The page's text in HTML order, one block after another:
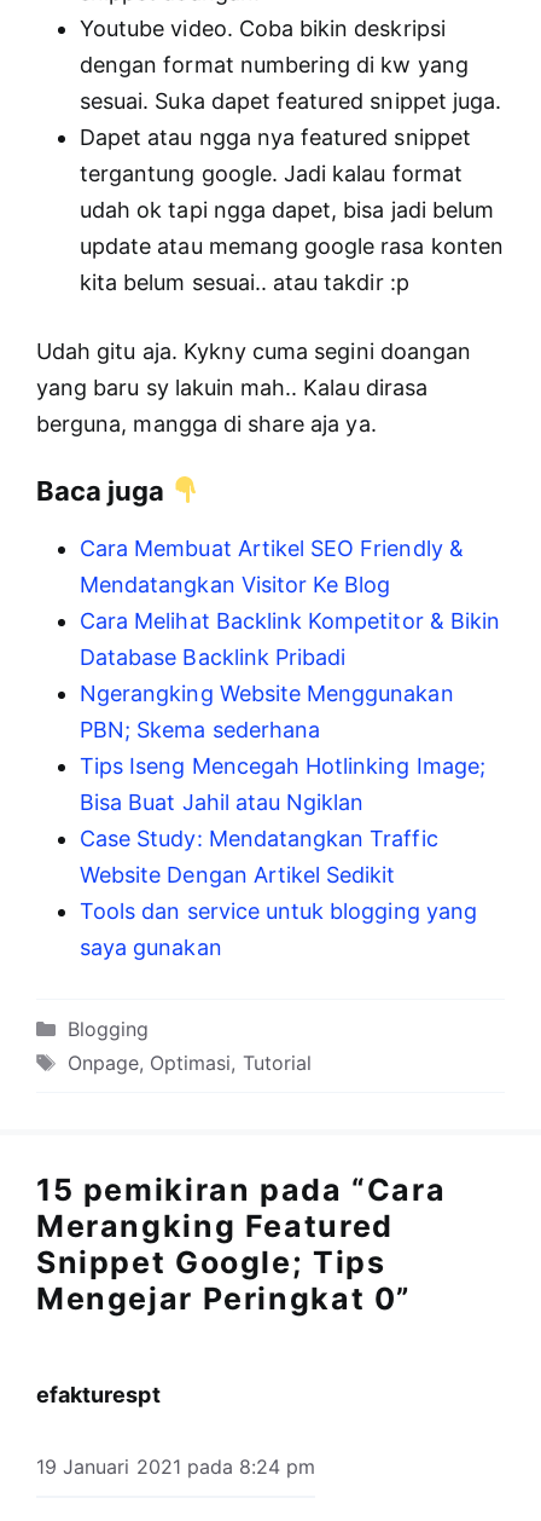
Youtube video. Coba bikin deskripsi
dengan format numbering di kw yang
sesuai. Suka dapet featured snippet juga.
Dapet atau ngga nya featured snippet
tergantung google. Jadi kalau format
udah ok tapi ngga dapet, bisa jadi belum
update atau memang google rasa konten
kita belum sesuai.. atau takdir :p
Udah gitu aja. Kykny cuma segini doangan
yang baru sy lakuin mah.. Kalau dirasa
berguna, mangga di share aja ya.
Baca juga
Cara Membuat Artikel SEO Friendly &
Mendatangkan Visitor Ke Blog
Cara Melihat Backlink Kompetitor & Bikin
Database Backlink Pribadi
Ngerangking Website Menggunakan
PBN; Skema sederhana
Tips Iseng Mencegah Hotlinking Image;
Bisa Buat Jahil atau Ngiklan
Case Study: Mendatangkan Traffic
Website Dengan Artikel Sedikit
Tools dan service untuk blogging yang
saya gunakan
Kategori
Blogging
Tag
Onpage, Optimasi, Tutorial
15 pemikiran pada “Cara
Merangking Featured
Snippet Google; Tips
Mengejar Peringkat 0”
efakturespt
19 Januari 2021 pada 8:24 pm